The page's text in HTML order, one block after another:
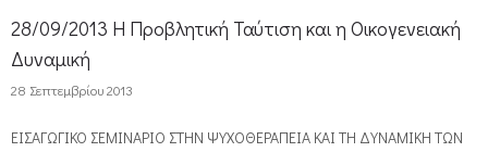
28/09/2013 Η Προβλητική Ταύτιση και η Οικογενειακή
Δυναμική
28 Σεπτεμβρίου 2013
ΕΙΣΑΓΩΓΙΚΟ ΣΕΜΙΝΑΡΙΟ ΣΤΗΝ ΨΥΧΟΘΕΡΑΠΕΙΑ ΚΑΙ ΤΗ ΔΥΝΑΜΙΚΗ ΤΩΝ